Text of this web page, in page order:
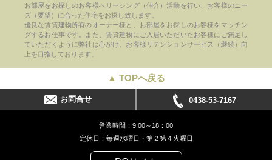
お部屋をお探しのお客様へリーシング（仲介）活動を行い、お客様のニー
ズ（要望）に合った住宅をお探し致します。
優良な賃貸建物所有のオーナー様と、お部屋をお探しのお客様をマッチン
グするお仕事です。また、賃貸建物にご入居いただいたお客様にご満足し
ていただくように弊社は心がけ、お客様リテンションサービス（継続）向
上を目指しております。
▲ TOPへ戻る
お問合せ 0438-53-7167
営業時間：9:00～18：00
定休日：毎週水曜日・第２第４火曜日